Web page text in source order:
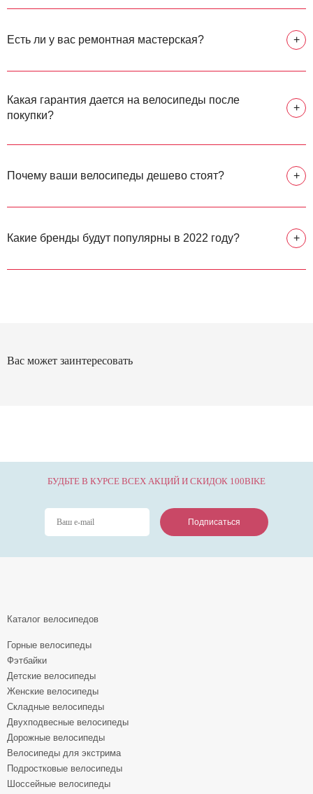
Есть ли у вас ремонтная мастерская? +
Какая гарантия дается на велосипеды после
покупки?
+
Почему ваши велосипеды дешево стоят? +
Какие бренды будут популярны в 2022 году? +
Вас может заинтересовать
БУДЬТЕ В КУРСЕ ВСЕХ АКЦИЙ И СКИДОК 100BIKE
Подписаться
Подписаться
Подписаться
Каталог велосипедов
Горные велосипеды
Фэтбайки
Детские велосипеды
Женские велосипеды
Складные велосипеды
Двухподвесные велосипеды
Дорожные велосипеды
Велосипеды для экстрима
Подростковые велосипеды
Шоссейные велосипеды